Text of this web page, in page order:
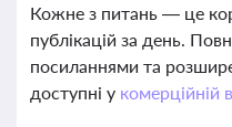
Кожне з питань — це
публікацій за день.
посиланнями та
доступні у комерційній